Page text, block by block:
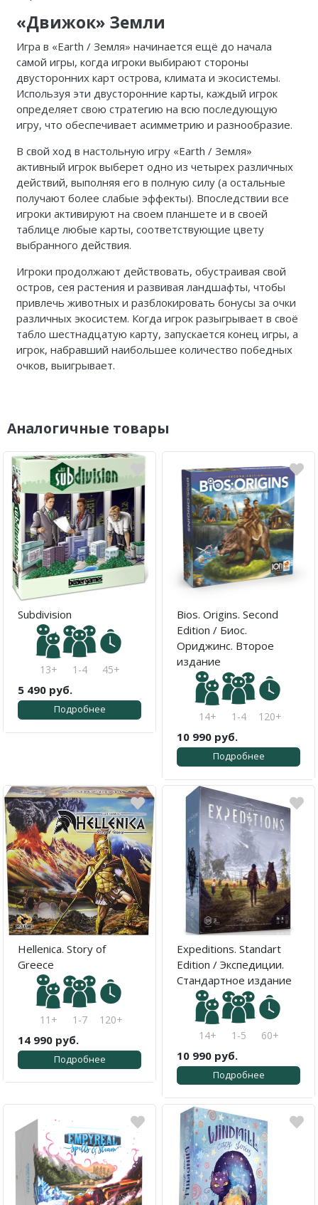
«Движок» Земли
Игра в «Earth / Земля» начинается ещё до начала
самой игры, когда игроки выбирают стороны
двусторонних карт острова, климата и экосистемы.
Используя эти двусторонние карты, каждый игрок
определяет свою стратегию на всю последующую
игру, что обеспечивает асимметрию и разнообразие.
В свой ход в настольную игру «Earth / Земля»
активный игрок выберет одно из четырех различных
действий, выполняя его в полную силу (а остальные
получают более слабые эффекты). Впоследствии все
игроки активируют на своем планшете и в своей
таблице любые карты, соответствующие цвету
выбранного действия.
Игроки продолжают действовать, обустраивая свой
остров, сея растения и развивая ландшафты, чтобы
привлечь животных и разблокировать бонусы за очки
различных экосистем. Когда игрок разыгрывает в своё
табло шестнадцатую карту, запускается конец игры, а
игрок, набравший наибольшее количество победных
очков, выигрывает.
Аналогичные товары
Subdivision
13+ 1-4 45+
5 490 руб.
Подробнее
Bios. Origins. Second
Edition / Биос.
Ориджинс. Второе
издание
14+ 1-4 120+
10 990 руб.
Подробнее
Hellenica. Story of
Greece
11+ 1-7 120+
14 990 руб.
Подробнее
Expeditions. Standart
Edition / Экспедиции.
Стандартное издание
14+ 1-5 60+
10 990 руб.
Подробнее